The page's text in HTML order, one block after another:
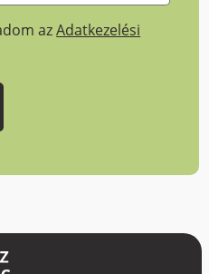
azAdatkezelési